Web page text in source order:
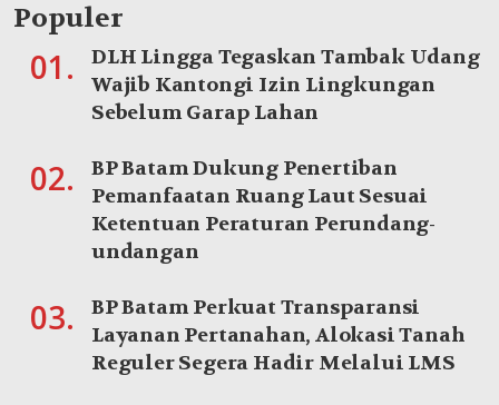
Populer
01.
DLH Lingga Tegaskan Tambak Udang
Wajib Kantongi Izin Lingkungan
Sebelum Garap Lahan
02.
BP Batam Dukung Penertiban
Pemanfaatan Ruang Laut Sesuai
Ketentuan Peraturan Perundang-
undangan
03.
BP Batam Perkuat Transparansi
Layanan Pertanahan, Alokasi Tanah
Reguler Segera Hadir Melalui LMS